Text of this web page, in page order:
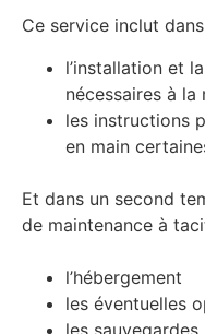
Ce service inclut
l’installation et
nécessaires à
les instructions
en main
Et dans un second
de maintenance à
l’hébergement
les éventuelles
les sauvegardes